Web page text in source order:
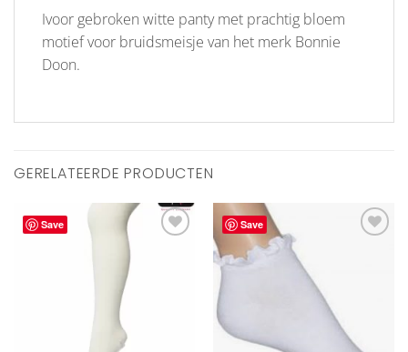
Ivoor gebroken witte panty met prachtig bloem
motief voor bruidsmeisje van het merk Bonnie
Doon.
GERELATEERDE PRODUCTEN
Save
Save